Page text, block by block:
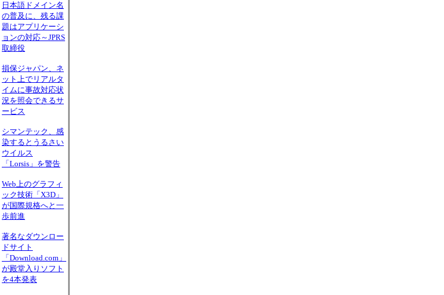
日本語ドメイン名
の普及に、残る課
題はアプリケーシ
ョンの対応～JPRS
取締役
損保ジャパン、ネ
ット上でリアルタ
イムに事故対応状
況を照会できるサ
ービス
シマンテック、感
染するとうるさい
ウイルス
「Lorsis」を警告
Web上のグラフィ
ック技術「X3D」
が国際規格へと一
歩前進
著名なダウンロー
ドサイト
「Download.com」
が殿堂入りソフト
を4本発表